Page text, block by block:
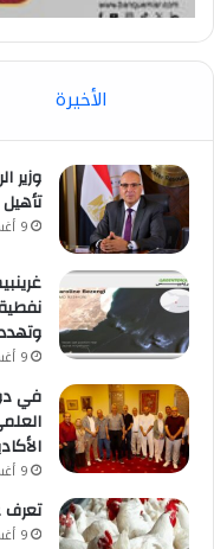
الأخيرة
وزير
9 أغسطس، 2026
9 أغسطس، 2026
9 أغسطس، 2026
تعرف
9 أغسطس، 2026